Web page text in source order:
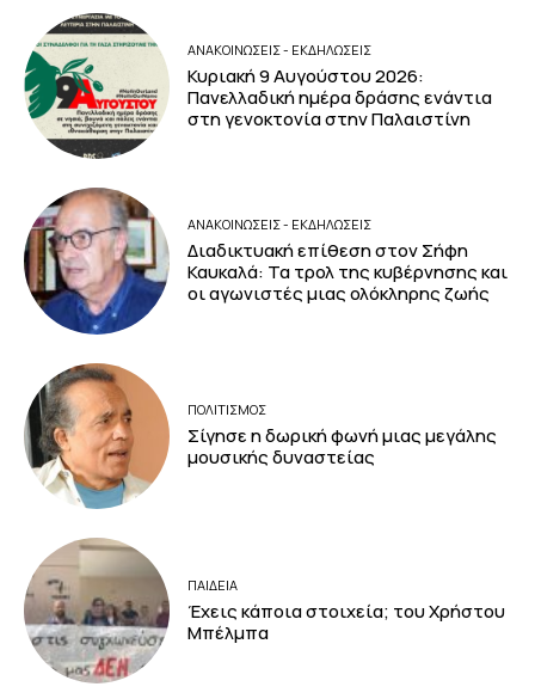
ΑΝΑΚΟΙΝΩΣΕΙΣ - ΕΚΔΗΛΩΣΕΙΣ
Κυριακή 9 Αυγούστου 2026:
Πανελλαδική ημέρα δράσης ενάντια
στη γενοκτονία στην Παλαιστίνη
ΑΝΑΚΟΙΝΩΣΕΙΣ - ΕΚΔΗΛΩΣΕΙΣ
Διαδικτυακή επίθεση στον Σήφη
Καυκαλά: Τα τρολ της κυβέρνησης και
οι αγωνιστές μιας ολόκληρης ζωής
ΠΟΛΙΤΙΣΜΟΣ
Σίγησε η δωρική φωνή μιας μεγάλης
μουσικής δυναστείας
ΠΑΙΔΕΙΑ
Έχεις κάποια στοιχεία; του Χρήστου
Μπέλμπα